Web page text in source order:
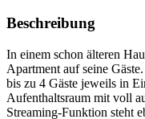
Beschreibung
In einem schon älteren
Apartment auf seine
bis zu 4 Gäste jeweils in
Aufenthaltsraum mit voll
Streaming-Funktion steht